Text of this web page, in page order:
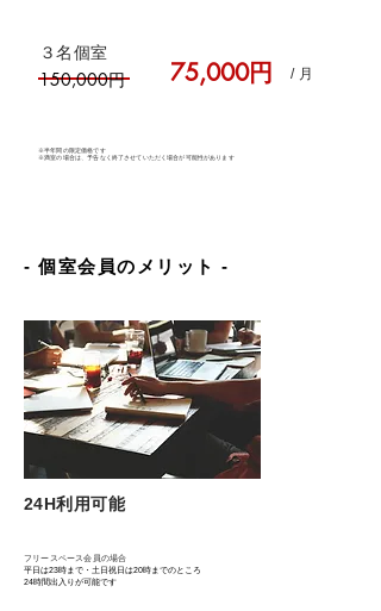
​３名個室
75,000円
150,000円 / 月​
※半年間の限定価格です
​※満室の場合は、予告なく終了させていただく場合が可能性があります
​- 個室会員のメリット -
24H利用可能
フリースペース会員の場合
平日は23時まで・土日祝日は20時までのところ
24時間出入りが可能です